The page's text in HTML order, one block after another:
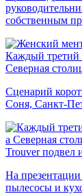
собственным
Каждый третий
Северная
Сценарий
Соня, Санкт-
Trouver подвел
На
пылесосы и